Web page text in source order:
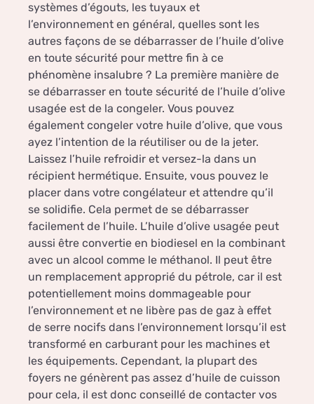
systèmes d’égouts, les tuyaux et
l’environnement en général, quelles sont les
autres façons de se débarrasser de l’huile d’olive
en toute sécurité pour mettre fin à ce
phénomène insalubre ? La première manière de
se débarrasser en toute sécurité de l’huile d’olive
usagée est de la congeler. Vous pouvez
également congeler votre huile d’olive, que vous
ayez l’intention de la réutiliser ou de la jeter.
Laissez l’huile refroidir et versez-la dans un
récipient hermétique. Ensuite, vous pouvez le
placer dans votre congélateur et attendre qu’il
se solidifie. Cela permet de se débarrasser
facilement de l’huile. L’huile d’olive usagée peut
aussi être convertie en biodiesel en la combinant
avec un alcool comme le méthanol. Il peut être
un remplacement approprié du pétrole, car il est
potentiellement moins dommageable pour
l’environnement et ne libère pas de gaz à effet
de serre nocifs dans l’environnement lorsqu’il est
transformé en carburant pour les machines et
les équipements. Cependant, la plupart des
foyers ne génèrent pas assez d’huile de cuisson
pour cela, il est donc conseillé de contacter vos